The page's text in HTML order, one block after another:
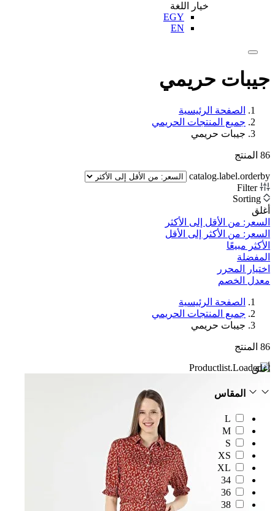
خيار اللغة
EGY
EN
جيبات حريمي
الصفحة الرئيسية
جميع المنتجات الحريمي
جيبات حريمي
86 المنتج
catalog.label.orderby
Filter
Sorting
أغلق
السعر: من الأقل إلى الأكثر
السعر: من الأكثر إلى الأقل
الأكثر مبيعًا
المفضلة
اختيار المحرر
معدل الخصم‎
الصفحة الرئيسية
جميع المنتجات الحريمي
جيبات حريمي
86 المنتج
أغلق
المقاس
L
M
S
XS
XL
34
36
38